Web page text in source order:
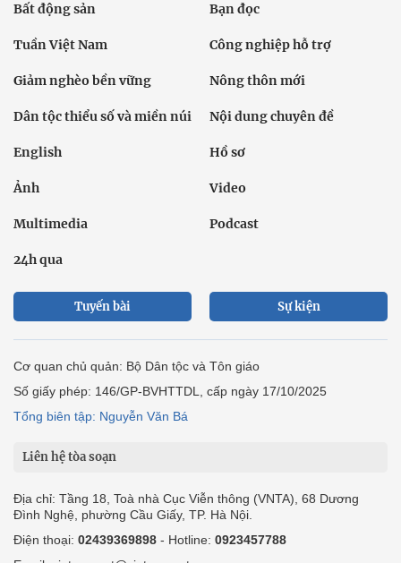
Bất động sản Bạn đọc
Tuần Việt Nam Công nghiệp hỗ trợ
Giảm nghèo bền vững Nông thôn mới
Dân tộc thiểu số và miền núi Nội dung chuyên đề
English Hồ sơ
Ảnh Video
Multimedia Podcast
24h qua
Tuyến bài Sự kiện
Cơ quan chủ quản: Bộ Dân tộc và Tôn giáo
Số giấy phép: 146/GP-BVHTTDL, cấp ngày 17/10/2025
Tổng biên tập: Nguyễn Văn Bá
Liên hệ tòa soạn
Địa chỉ: Tầng 18, Toà nhà Cục Viễn thông (VNTA), 68 Dương
Đình Nghệ, phường Cầu Giấy, TP. Hà Nội.
Điện thoại: 02439369898 - Hotline: 0923457788